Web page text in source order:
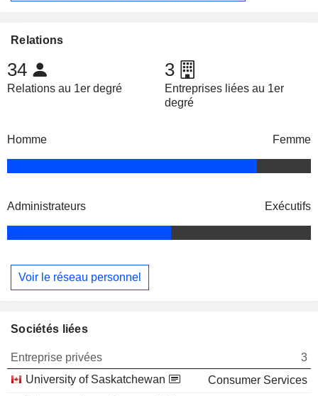
Relations
34
Relations au 1er degré
3
Entreprises liées au 1er
degré
Homme Femme
Administrateurs Exécutifs
Voir le réseau personnel
Sociétés liées
Entreprise privées
3
University of Saskatchewan
Consumer Services